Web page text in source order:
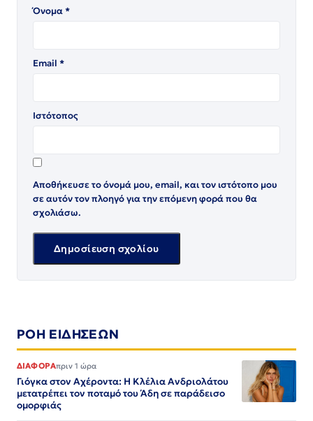
Όνομα*
Email *
Ιστότοπος
Αποθήκευσε το όνομά μου, email, και τον ιστότοπο μου
σε αυτόν τον πλοηγό για την επόμενη φορά που θα
σχολιάσω.
ΡΟΗ ΕΙΔΗΣΕΩΝ
ΔΙΑΦΟΡΑπριν 1 ώρα
Γιόγκα στον Αχέροντα: Η Κλέλια Ανδριολάτου
μετατρέπει τον ποταμό του Άδη σε παράδεισο
ομορφιάς